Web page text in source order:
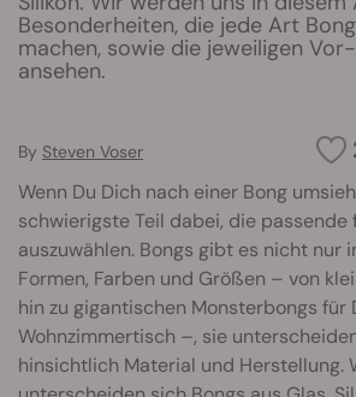
Besonderheiten, die jede Art
machen, sowie die jeweiligen
ansehen.
By Steven Voser
Wenn Du Dich nach einer Bong
schwierigste Teil dabei, die passende
auszuwählen. Bongs gibt es nicht nur
Formen, Farben und Größen – von
hin zu gigantischen Monsterbongs für
Wohnzimmertisch –, sie
hinsichtlich Material und Herstellung.